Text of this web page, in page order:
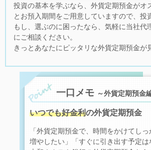
投資の基本を学ぶなら、外貨定期預金がオ
とお預入期間をご用意していますので、投
もし、選ぶのに困ったなら、気軽に当社代
にご相談ください。
きっとあなたにピッタリな外貨定期預金が
一口メモ ～外貨定期預金
いつでも好金利の外貨定期預金
「外貨定期預金で、時間をかけてし
増やしたい」「すぐに引き出す予定は